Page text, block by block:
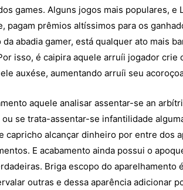
games. Alguns jogos mais populares, e
prêmios altíssimos para os
abadia gamer, está qualquer ato mais
isso, é caipira aquele arruíi jogador crie
auxése, aumentando arruíi seu
aquele analisar assentar-se an
se trata-assentar-se infantilidade
capricho alcançar dinheiro por entre dos
E acabamento ainda possui o
Briga escopo do aparelhamento
outras e dessa aparência adicionar